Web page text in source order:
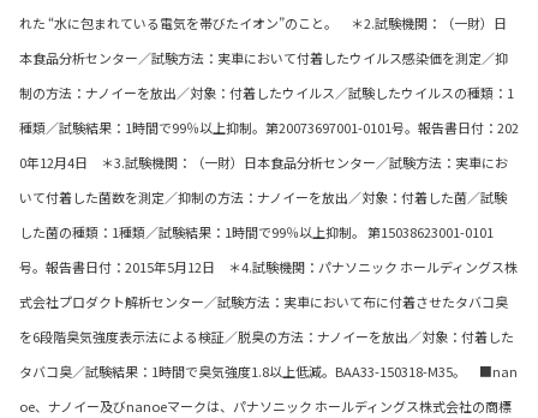
れた “水に包まれている電気を帯びたイオン”のこと。 ＊2.試験機関：（一財）日
本食品分析センター／試験方法：実車において付着したウイルス感染価を測定／抑
制の方法：ナノイーを放出／対象：付着したウイルス／試験したウイルスの種類：1
種類／試験結果：1時間で99％以上抑制。第20073697001-0101号。報告書日付：202
0年12月4日 ＊3.試験機関：（一財）日本食品分析センター／試験方法：実車にお
いて付着した菌数を測定／抑制の方法：ナノイーを放出／対象：付着した菌／試験
した菌の種類：1種類／試験結果：1時間で99％以上抑制。 第15038623001-0101
号。報告書日付：2015年5月12日 ＊4.試験機関：パナソニック ホールディングス株
式会社プロダクト解析センター／試験方法：実車において布に付着させたタバコ臭
を6段階臭気強度表示法による検証／脱臭の方法：ナノイーを放出／対象：付着した
タバコ臭／試験結果：1時間で臭気強度1.8以上低減。BAA33-150318-M35。 ■nan
oe、ナノイー及びnanoeマークは、パナソニック ホールディングス株式会社の商標